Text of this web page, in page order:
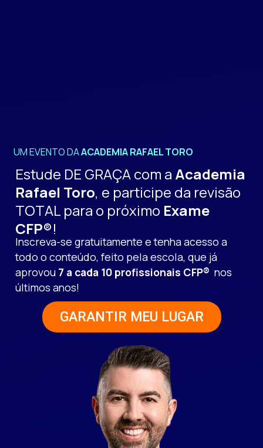
UM EVENTO DAACADEMIA RAFAEL TORO
Estude DE GRAÇA com a Academia
Rafael Toro, e participe da revisão
TOTAL para o próximo Exame
CFP®!
Inscreva-se gratuitamente e tenha acesso a
todo o conteúdo, feito pela escola, que já
aprovou 7 a cada 10 profissionais CFP® nos
últimos anos!
GARANTIR MEU LUGAR